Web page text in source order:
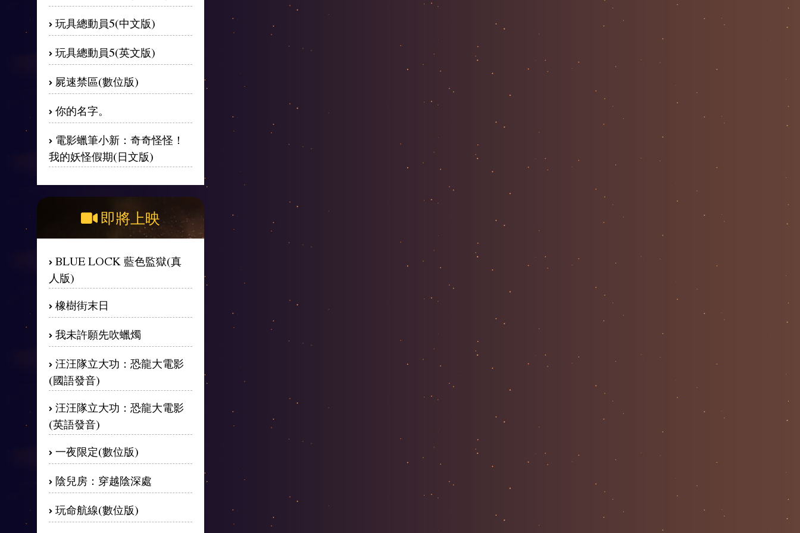
玩具總動員5(中文版)
玩具總動員5(英文版)
屍速禁區(數位版)
你的名字。
電影蠟筆小新：奇奇怪怪！
我的妖怪假期(日文版)
即將上映
BLUE LOCK 藍色監獄(真
人版)
橡樹街末日
我未許願先吹蠟燭
汪汪隊立大功：恐龍大電影
(國語發音)
汪汪隊立大功：恐龍大電影
(英語發音)
一夜限定(數位版)
陰兒房：穿越陰深處
玩命航線(數位版)